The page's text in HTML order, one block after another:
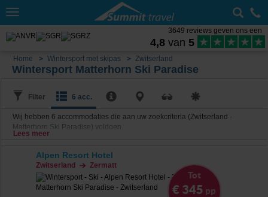
Toggle
3649 reviews geven ons een
4,8 van 5
Home Wintersport met skipas Zwitserland
Wintersport Matterhorn Ski Paradise
Filter 6 acc.
Wij hebben 6 accommodaties die aan uw zoekcriteria (Zwitserland -
Matterhorn Ski Paradise) voldoen.
Lees meer
Alpen Resort Hotel
Zwitserland Zermatt
Tot
€ 345 pp